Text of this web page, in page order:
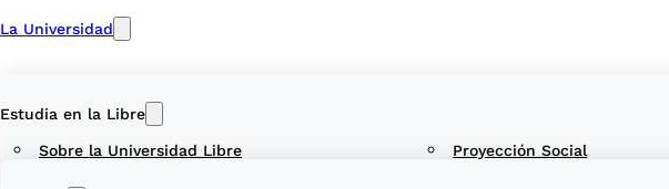
La Universidad
Sobre la Universidad Libre Proyección Social
Estudia en la Libre